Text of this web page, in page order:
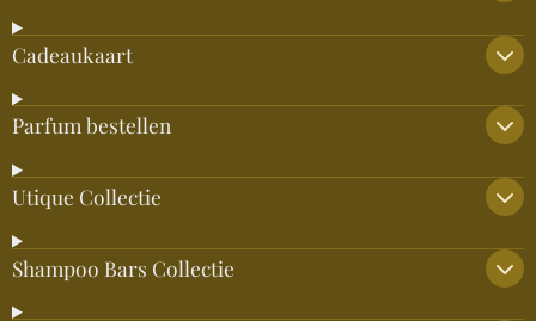
Cadeaukaart
Parfum bestellen
Utique Collectie
Shampoo Bars Collectie